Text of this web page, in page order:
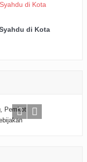
di Kota